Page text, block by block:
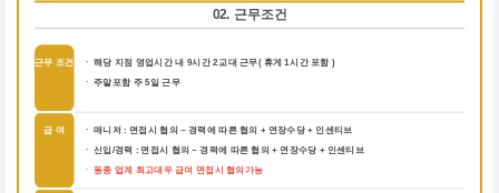
02. 근무조건
근무 조건
ㆍ 해당 지점 영업시간 내 9시간 2교대 근무( 휴게 1시간 포함 )
ㆍ 주말포함 주 5일 근무
급 여
ㆍ 매니저 : 면접시 협의 ~ 경력에 따른 협의 + 연장수당 + 인센티브
ㆍ 신입/경력 : 면접시 협의 ~ 경력에 따른 협의 + 연장수당 + 인센티브
ㆍ 동종 업계 최고대우 급여 면접시 협의가능